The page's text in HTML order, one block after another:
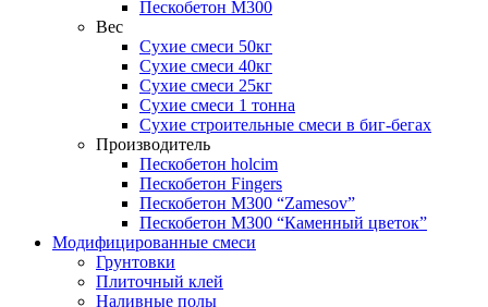
Пескобетон М300
Вес
Сухие смеси 50кг
Сухие смеси 40кг
Сухие смеси 25кг
Сухие смеси 1 тонна
Сухие строительные смеси в биг-бегах
Производитель
Пескобетон holcim
Пескобетон Fingers
Пескобетон М300 “Zamesov”
Пескобетон М300 “Каменный цветок”
Модифицированные смеси
Грунтовки
Плиточный клей
Наливные полы